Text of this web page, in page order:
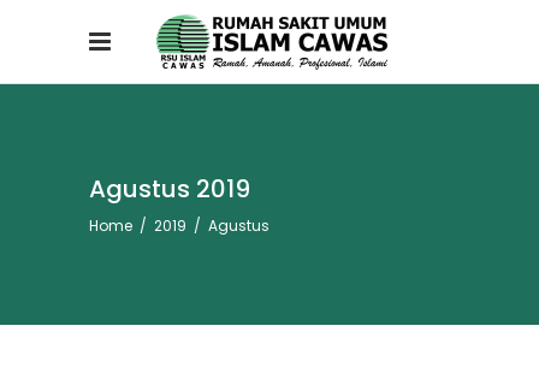
Agustus 2019
Home / 2019 / Agustus